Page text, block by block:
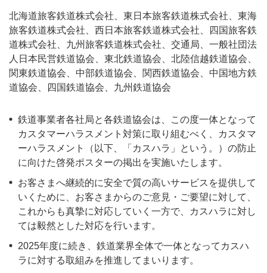
北海道旅客鉄道株式会社、東日本旅客鉄道株式会社、東海
旅客鉄道株式会社、西日本旅客鉄道株式会社、四国旅客鉄
道株式会社、九州旅客鉄道株式会社、交通局、一般社団法
人日本民営鉄道協会、東北鉄道協会、北陸信越鉄道協会、
関東鉄道協会、中部鉄道協会、関西鉄道協会、中国地方鉄
道協会、四国鉄道協会、九州鉄道協会
鉄道事業者各社局と各鉄道協会は、この度一体となって
カスタマーハラスメント対策に取り組むべく、カスタマ
ーハラスメント（以下、「カスハラ」という。）の防止
に向けた啓発ポスターの掲出を実施いたします。
お客さまへ継続的に安全で質の高いサービスを提供して
いくために、お客さまからのご意見・ご要望に対して、
これからも真摯に対応していく一方で、カスハラに対し
ては毅然とした対応を行います。
2025年度に続き、鉄道業界全体で一体となってカスハ
ラに対する取組みを推進してまいります。